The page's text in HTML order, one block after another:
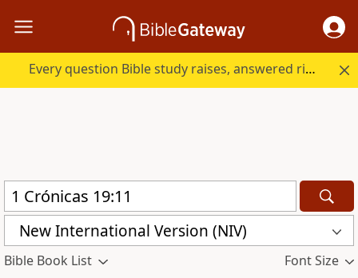
Every question Bible study raises, answered right here.
New International Version (NIV)
Bible Book List Font Size